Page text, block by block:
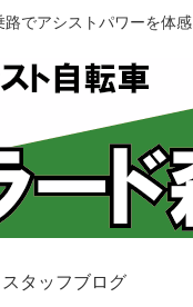
でアシストパワーを体感
スタッフブログ